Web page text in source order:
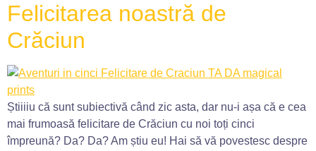
Felicitarea noastră de
Crăciun
Știiiiu că sunt subiectivă când zic asta, dar nu-i așa că e cea
mai frumoasă felicitare de Crăciun cu noi toți cinci
împreună? Da? Da? Am știu eu! Hai să vă povestesc despre